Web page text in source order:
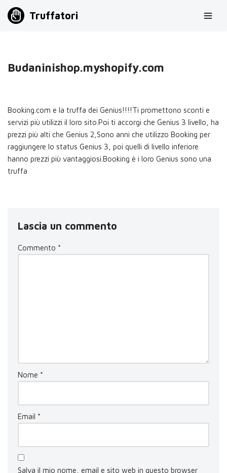
Truffatori
Budaninishop.myshopify.com
Booking.com e la truffa dei Genius!!!!Ti promettono sconti e
servizi più utilizzi il loro sito.Poi ti accorgi che Genius 3 livello, ha
prezzi più alti che Genius 2,Sono anni che utilizzo Booking per
raggiungere lo status Genius 3, poi quelli di livello inferiore
hanno prezzi più vantaggiosi.Booking è i loro Genius sono una
truffa
Lascia un commento
Commento *
Nome *
Email *
Salva il mio nome, email e sito web in questo browser